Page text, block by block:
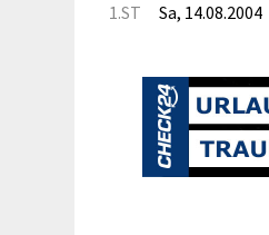
1.ST Sa, 14.08.2004